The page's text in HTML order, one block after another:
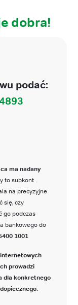
dobra!
podać:
ma nadany
to subkont
na precyzyjne
się, czy
go podczas
bankowego do
1001
prowadzi
dla konkretnego